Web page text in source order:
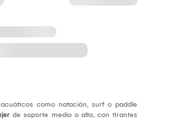
como natación, surf o paddle
de soporte medio o alto, con tirantes